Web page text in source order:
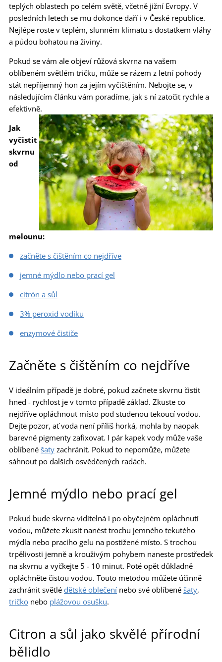
teplých oblastech po celém světě, včetně jižní Evropy. V
posledních letech se mu dokonce daří i v České republice.
Nejlépe roste v teplém, slunném klimatu s dostatkem vláhy
a půdou bohatou na živiny.
Pokud se vám ale objeví růžová skvrna na vašem
oblíbeném světlém tričku, může se rázem z letní pohody
stát nepříjemný hon za jejím vyčištěním. Nebojte se, v
následujícím článku vám poradíme, jak s ní zatočit rychle a
efektivně.
Jak
vyčistit
skvrnu
od
melounu:
začněte s čištěním co nejdříve
jemné mýdlo nebo prací gel
citrón a sůl
3% peroxid vodíku
enzymové čističe
Začněte s čištěním co nejdříve
V ideálním případě je dobré, pokud začnete skvrnu čistit
hned - rychlost je v tomto případě základ. Zkuste co
nejdříve opláchnout místo pod studenou tekoucí vodou.
Dejte pozor, ať voda není příliš horká, mohla by naopak
barevné pigmenty zafixovat. I pár kapek vody může vaše
oblíbené šaty zachránit. Pokud to nepomůže, můžete
sáhnout po dalších osvědčených radách.
Jemné mýdlo nebo prací gel
Pokud bude skvrna viditelná i po obyčejném opláchnutí
vodou, můžete zkusit nanést trochu jemného tekutého
mýdla nebo pracího gelu na postižené místo. S trochou
trpělivosti jemně a krouživým pohybem naneste prostředek
na skvrnu a vyčkejte 5 - 10 minut. Poté opět důkladně
opláchněte čistou vodou. Touto metodou můžete účinně
zachránit světlé dětské oblečení nebo své oblíbené šaty,
tričko nebo plážovou osušku.
Citron a sůl jako skvělé přírodní
bělidlo